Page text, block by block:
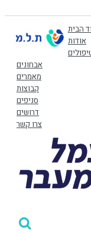
הבית
אודות
אבחונים
מאמרים
קבוצות
סניפים
דרושים
צרו קשר